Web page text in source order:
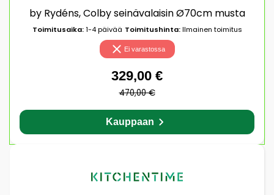
by Rydéns, Colby seinävalaisin Ø70cm musta
Toimitusaika:1-4 päivää Toimitushinta:Ilmainen toimitus
Ei varastossa
329,00 €
470,00 €
Kauppaan